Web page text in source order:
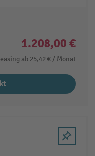
1.208,00 €
ab 25,42 € / Monat